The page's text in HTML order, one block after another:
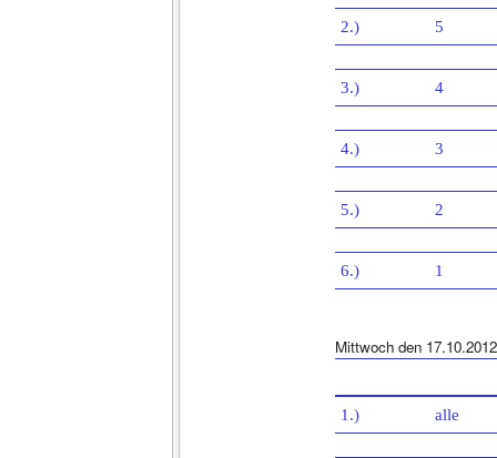
2.) 5
3.) 4
4.) 3
5.) 2
6.) 1
Mittwoch den 17.10.2012
1.) alle